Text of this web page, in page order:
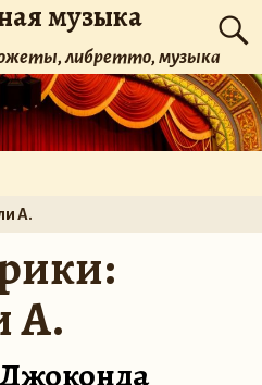
музыка
либретто, музыка
А.
А.